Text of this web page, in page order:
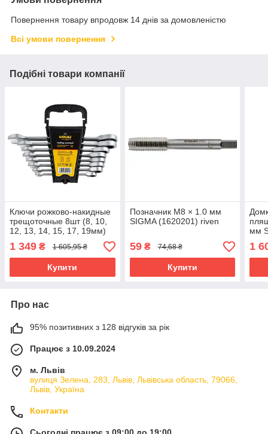
Повернення товару впродовж 14 днів за домовленістю
Всі умови повернення
Подібні товари компанії
Ключи рожково-накидные
трещоточные 8шт (8, 10,
12, 13, 14, 15, 17, 19мм)
riven
1 349 ₴ 1 605,95 ₴
Купити
Позначник М8 × 1.0 мм
SIGMA (1620201) riven
59₴ 74,68 ₴
Купити
мм
1
Про нас
95% позитивних з 128 відгуків за рік
Працює з 10.09.2024
м. Львів
вулиця Зелена, 283, Львів, Львівська область, 79066,
Львів, Україна
Контакти